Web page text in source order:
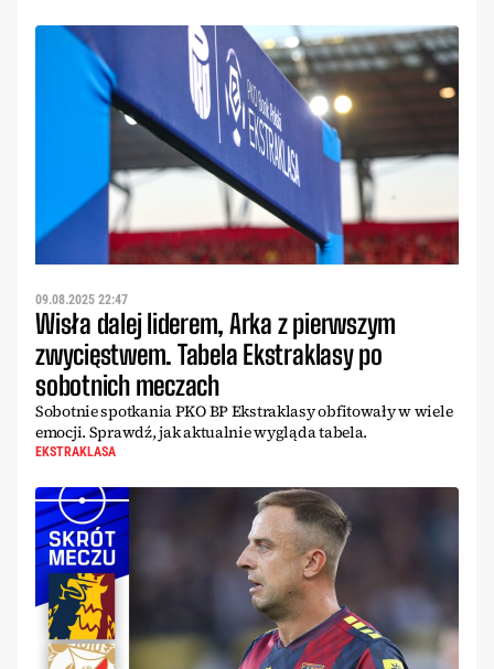
09.08.2025 22:47
Wisła dalej liderem, Arka z pierwszym
zwycięstwem. Tabela Ekstraklasy po
sobotnich meczach
Sobotnie spotkania PKO BP Ekstraklasy obfitowały w wiele
emocji. Sprawdź, jak aktualnie wygląda tabela.
EKSTRAKLASA